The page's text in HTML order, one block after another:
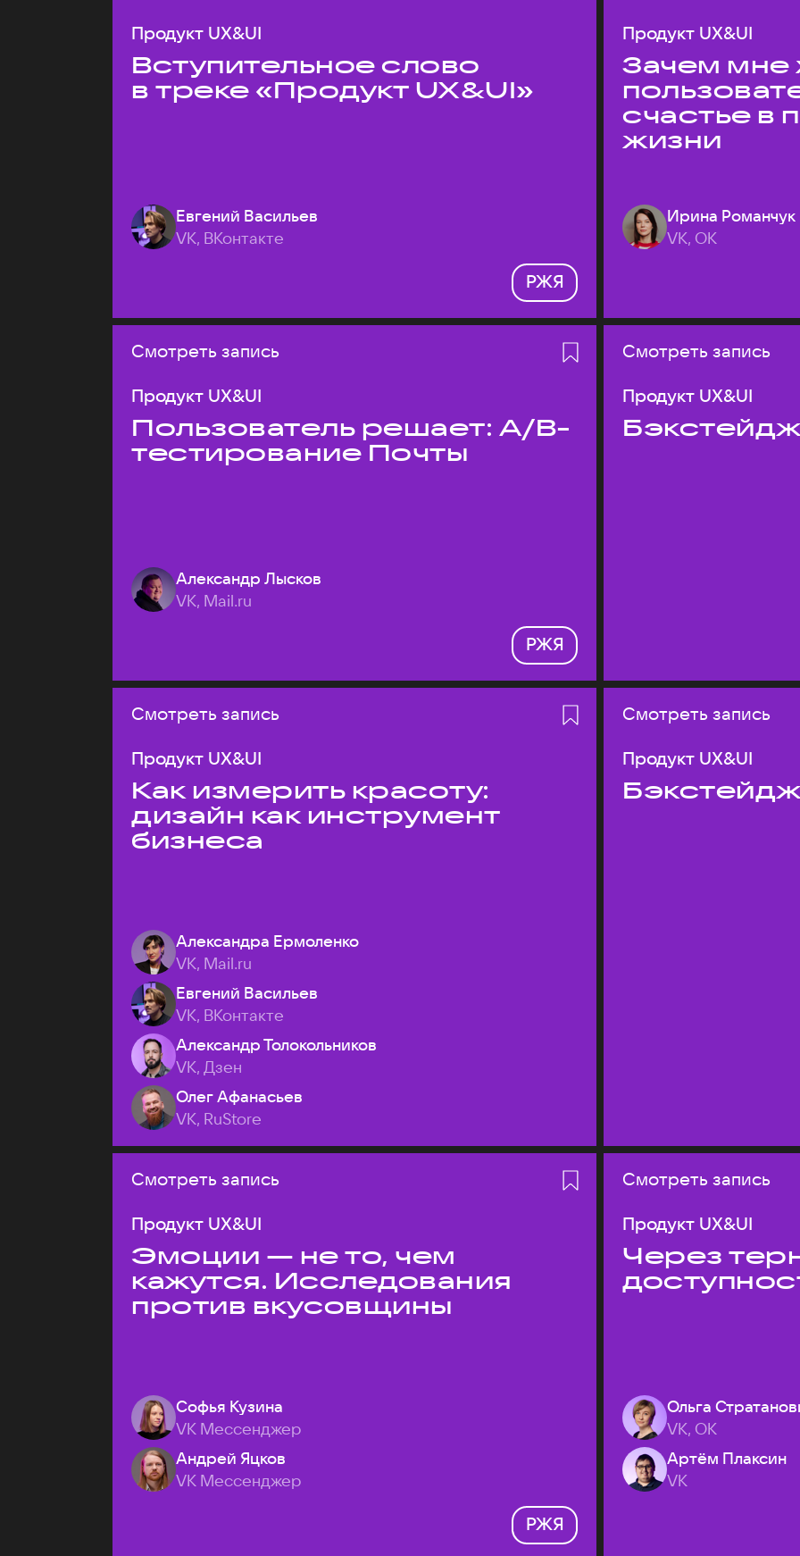
Продукт UX&UI
Вступительное слово
в треке «Продукт UX&UI»
Евгений Васильев
VK, ВКонтакте
РЖЯ
Продукт UX&UI
Зачем мне
счастье в
жизни
Ирина Романчук
VK, ОК
Смотреть запись
Продукт UX&UI
Пользователь решает: A/B-
тестирование Почты
Александр Лысков
VK, Mail.ru
РЖЯ
Смотреть запись
Продукт UX&UI
Бэкстейдж
Смотреть запись
Продукт UX&UI
Как измерить красоту:
дизайн как инструмент
бизнеса
Александра Ермоленко
VK, Mail.ru
Евгений Васильев
VK, ВКонтакте
Александр Толокольников
VK, Дзен
Олег Афанасьев
VK, RuStore
Смотреть запись
Продукт UX&UI
Бэкстейдж
Смотреть запись
Продукт UX&UI
Эмоции — не то, чем
кажутся. Исследования
против вкусовщины
Софья Кузина
VK Мессенджер
Андрей Яцков
VK Мессенджер
РЖЯ
Смотреть запись
Продукт UX&UI
Через
Ольга
VK, ОК
Артём Плаксин
VK